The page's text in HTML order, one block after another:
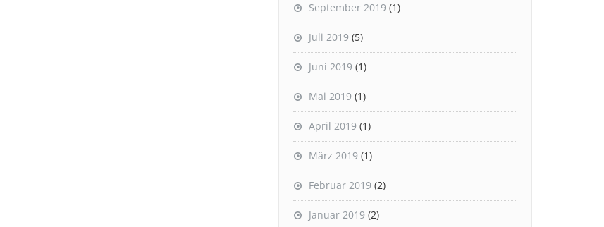
September 2019 (1)
Juli 2019 (5)
Juni 2019 (1)
Mai 2019 (1)
April 2019 (1)
März 2019 (1)
Februar 2019 (2)
Januar 2019 (2)